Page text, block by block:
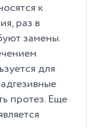
к
раз в
замены.
для
протез. Еще